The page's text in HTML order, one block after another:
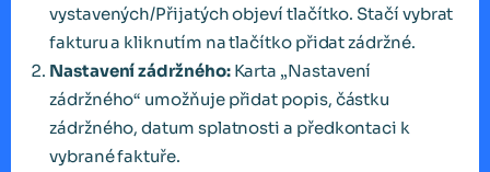
vystavených/Přijatých objeví tlačítko. Stačí vybrat
fakturu a kliknutím na tlačítko přidat zádržné.
Nastavení zádržného: Karta „Nastavení
zádržného“ umožňuje přidat popis, částku
zádržného, datum splatnosti a předkontaci k
vybrané faktuře.